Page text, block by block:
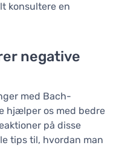
konsultere en
negative
med Bach-
hjælper os med bedre
på disse
tips til, hvordan man